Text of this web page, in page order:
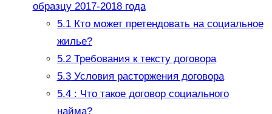
образцу 2017-2018 года
5.1Кто может претендовать на социальное
жилье?
5.2Требования к тексту договора
5.3Условия расторжения договора
5.4: Что такое договор социального
найма?